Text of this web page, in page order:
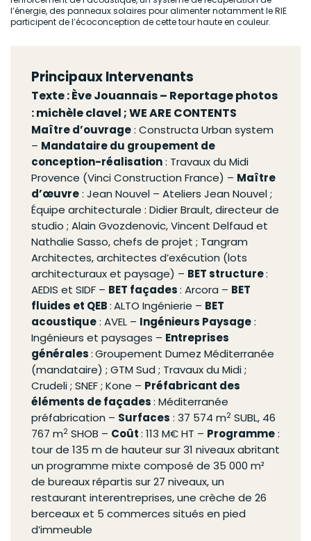
l’énergie, des panneaux solaires pour alimenter notamment le RIE
participent de l’écoconception de cette tour haute en couleur.
Principaux Intervenants
Texte :Ève Jouannais– Reportage photos
:michèle clavel ; WE ARE CONTENTS
Maître d’ouvrage: Constructa Urban system
– Mandataire du groupement de
conception-réalisation: Travaux du Midi
Provence (Vinci Construction France) – Maître
d’œuvre: Jean Nouvel – Ateliers Jean Nouvel ;
Équipe architecturale : Didier Brault, directeur de
studio ; Alain Gvozdenovic, Vincent Delfaud et
Nathalie Sasso, chefs de projet ; Tangram
Architectes, architectes d’exécution (lots
architecturaux et paysage) – BET structure:
AEDIS et SIDF – BET façades: Arcora – BET
fluides et QEB:ALTO Ingénierie – BET
acoustique: AVEL – Ingénieurs Paysage:
Ingénieurs et paysages – Entreprises
générales:Groupement Dumez Méditerranée
(mandataire) ; GTM Sud ; Travaux du Midi ;
Crudeli ; SNEF ; Kone – Préfabricant des
éléments de façades: Méditerranée
préfabrication – Surfaces : 37 574 m2 SUBL, 46
767 m2 SHOB – Coût: 113 M€ HT – Programme:
tour de 135 m de hauteur sur 31 niveaux abritant
un programme mixte composé de 35 000 m²
de bureaux répartis sur 27 niveaux, un
restaurant interentreprises, une crèche de 26
berceaux et 5 commerces situés en pied
d’immeuble